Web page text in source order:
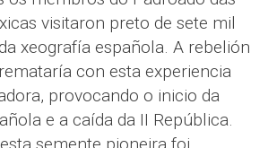
visitaron preto de sete mil
xeografía española. A rebelión
con esta experiencia
provocando o inicio da
e a caída da II República.